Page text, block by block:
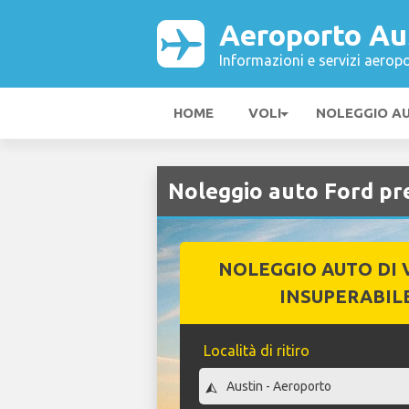
Aeroporto
Informazioni e servizi
HOME VOLI NOLEGGIO
Noleggio auto Ford
NOLEGGIO AUTO DI
Località di ritiro